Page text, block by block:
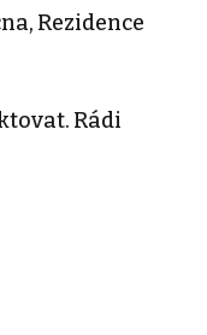
Rezidence
Rádi